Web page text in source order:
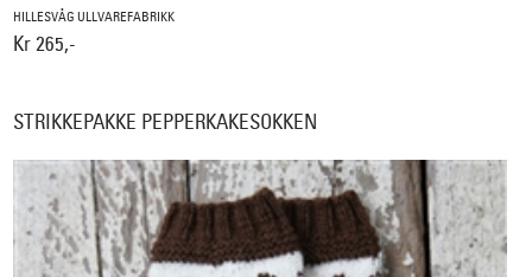
HILLESVÅG ULLVAREFABRIKK
Kr 265,-
STRIKKEPAKKE PEPPERKAKESOKKEN